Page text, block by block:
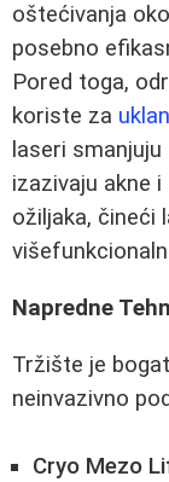
oštećivanja
posebno
Pored toga,
koriste za
laseri
izazivaju akne
ožiljaka, čineći
Napredne
Tržište je
neinvazivno
Cryo Mezo